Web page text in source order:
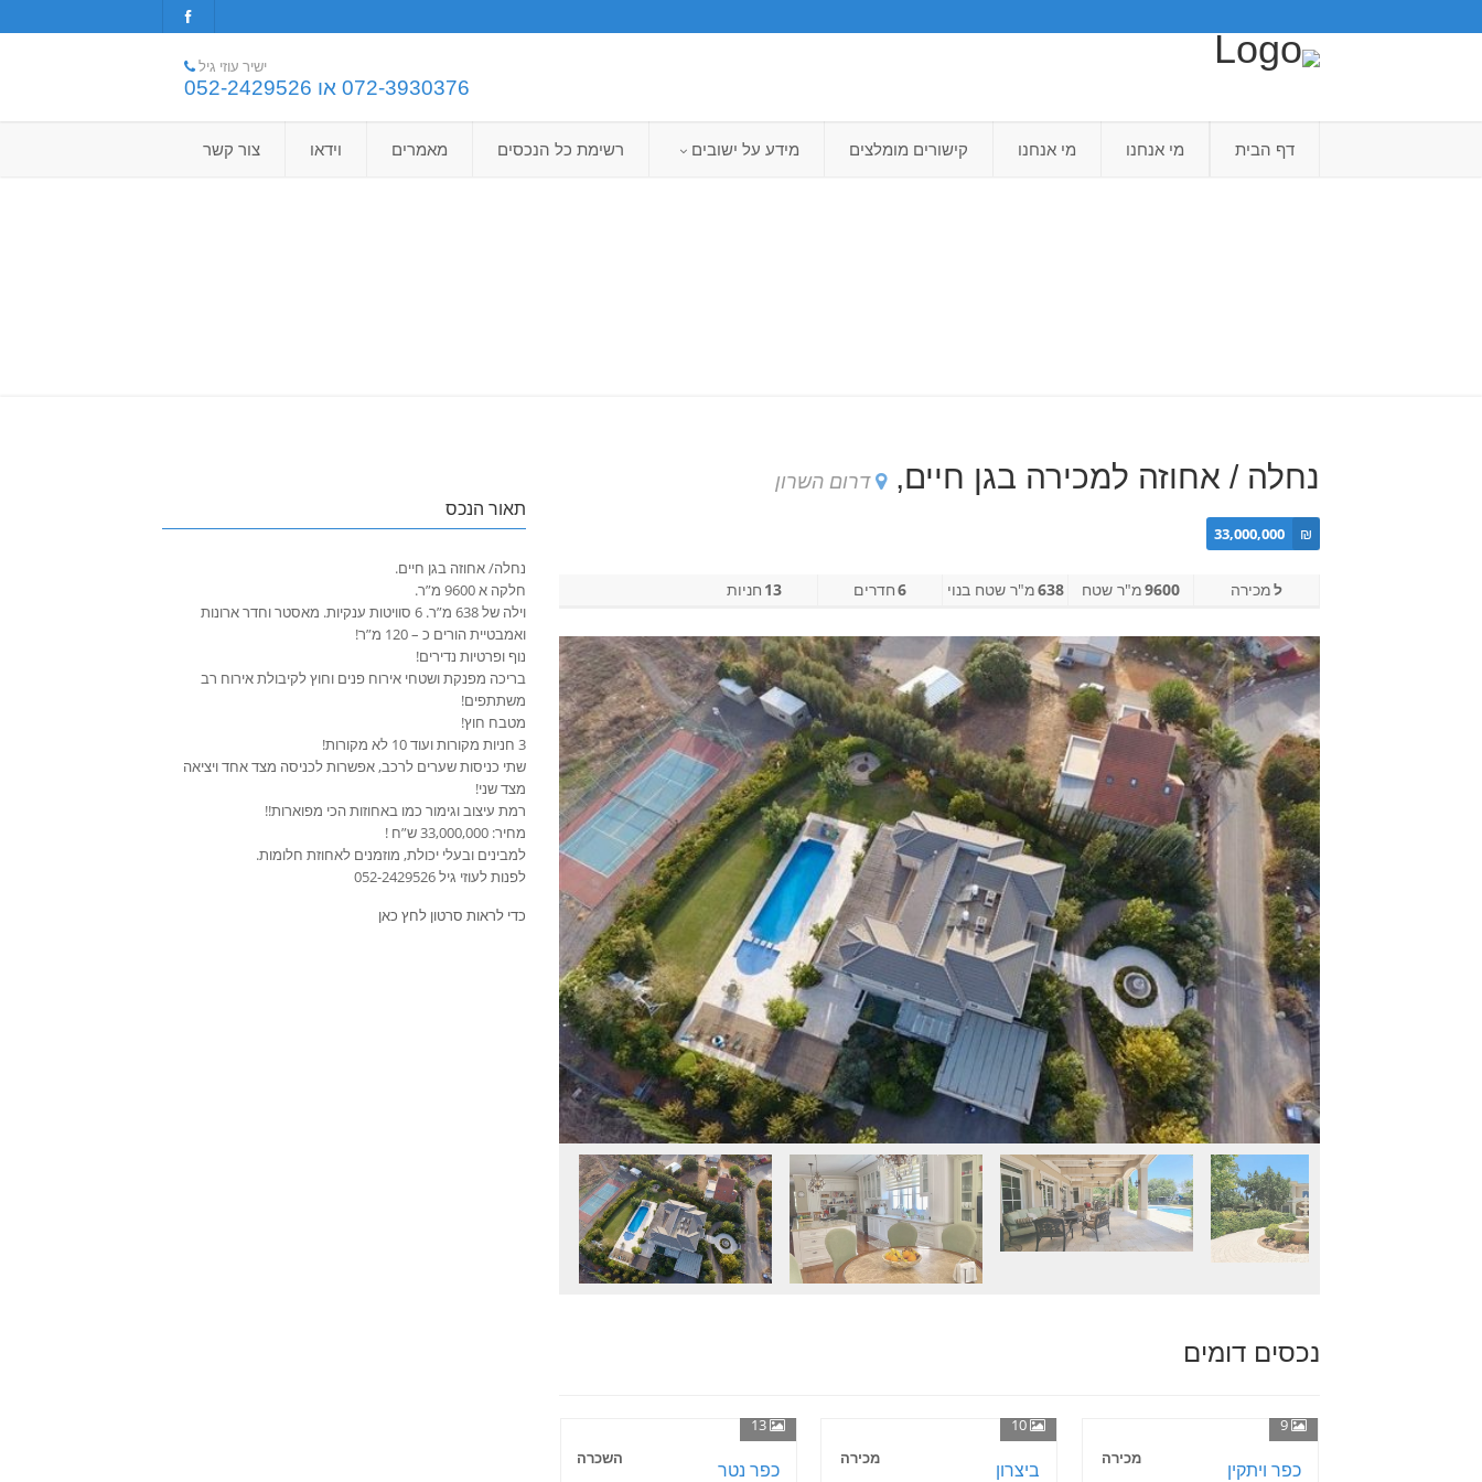
ישיר עוזי גיל
072-3930376 או 052-2429526
דף הבית מי אנחנו מי אנחנו קישורים מומלצים מידע על ישובים רשימת כל הנכסים מאמרים וידאו צור קשר
נחלה / אחוזה למכירה בגן חיים, דרום השרון
₪
33,000,000
למכירה 9600מ"ר שטח 638מ"ר שטח בנוי 6חדרים 13 חניות
נכסים דומים
13
השכרה
כפר נטר
10
מכירה
ביצרון
9
מכירה
כפר ויתקין
תאור הנכס
נחלה/ אחוזה בגן חיים.
חלקה א 9600 מ”ר.
וילה של 638 מ”ר. 6 סוויטות ענקיות. מאסטר וחדר ארונות
ואמבטיית הורים כ – 120 מ”ר!
נוף ופרטיות נדירים!
בריכה מפנקת ושטחי אירוח פנים וחוץ לקיבולת אירוח רב
משתתפים!
מטבח חוץ!
3 חניות מקורות ועוד 10 לא מקורות!
שתי כניסות שערים לרכב, אפשרות לכניסה מצד אחד ויציאה
מצד שני!
רמת עיצוב וגימור כמו באחוזות הכי מפוארות!!
מחיר: 33,000,000 ש”ח !
למבינים ובעלי יכולת, מוזמנים לאחוזת חלומות.
לפנות לעוזי גיל 052-2429526
כדי לראות סרטון לחץ כאן